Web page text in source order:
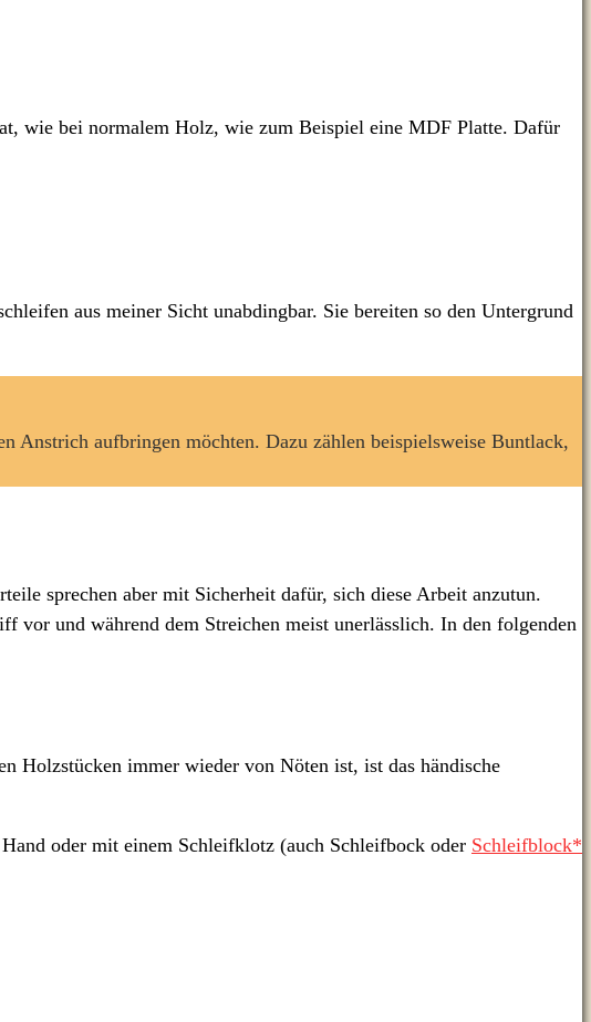
wie bei normalem Holz, wie zum Beispiel eine MDF Platte. Dafür
aus meiner Sicht unabdingbar. Sie bereiten so den Untergrund
Anstrich aufbringen möchten. Dazu zählen beispielsweise Buntlack,
sprechen aber mit Sicherheit dafür, sich diese Arbeit anzutun.
vor und während dem Streichen meist unerlässlich. In den folgenden
Holzstücken immer wieder von Nöten ist, ist das händische
oder mit einem Schleifklotz (auch Schleifbock oder Schleifblock*